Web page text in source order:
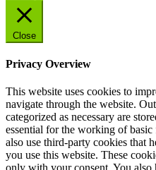
Close
Privacy Overview
This website uses cookies to
navigate through the website.
categorized as necessary are
essential for the working of
also use third-party cookies that
you use this website. These